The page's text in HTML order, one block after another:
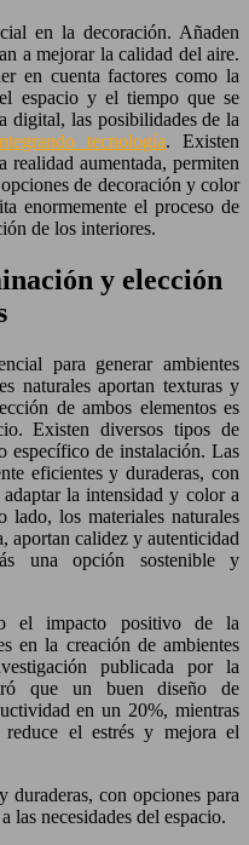
en la decoración. Añaden
a mejorar la calidad del aire.
en cuenta factores como la
espacio y el tiempo que se
digital, las posibilidades de la
tecnología. Existen
realidad aumentada, permiten
de decoración y color
enormemente el proceso de
de los interiores.
y elección
para generar ambientes
naturales aportan texturas y
de ambos elementos es
Existen diversos tipos de
específico de instalación. Las
eficientes y duraderas, con
la intensidad y color a
lado, los materiales naturales
aportan calidez y autenticidad
una opción sostenible y
el impacto positivo de la
en la creación de ambientes
publicada por la
que un buen diseño de
en un 20%, mientras
el estrés y mejora el
con opciones para
las necesidades del espacio.